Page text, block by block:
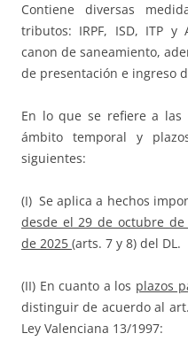
Contiene diversas
tributos: IRPF, ISD, ITP
canon de saneamiento,
de presentación e ingreso
En lo que se refiere a las
ámbito temporal y
siguientes:
(I) Se aplica a hechos
desde el 29 de octubre
de 2025 (arts. 7 y 8) del DL.
(II) En cuanto a los plazos
distinguir de acuerdo al
Ley Valenciana 13/1997: